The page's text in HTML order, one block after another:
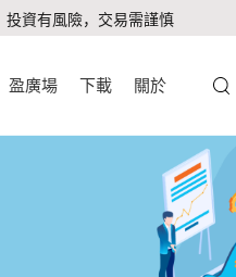
投資有風險，交易需謹慎
盈廣場 下載 關於